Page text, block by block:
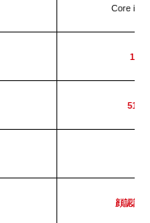
Core i7
顔認証